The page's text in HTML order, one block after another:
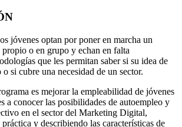
jóvenes optan por poner en marcha un
o en grupo y echan en falta
que les permitan saber si su idea de
si cubre una necesidad de un sector.
es mejorar la empleabilidad de jóvenes
a conocer las posibilidades de autoempleo y
en el sector del Marketing Digital,
y describiendo las características de